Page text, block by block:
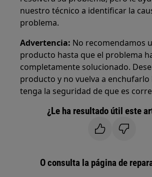
nuestro técnico a identificar la
problema.
Advertencia: No recomendamos
producto hasta que el problema
completamente solucionado.
producto y no vuelva a enchufarlo
tenga la seguridad de que es
¿Le ha resultado útil este
O consulta la página de